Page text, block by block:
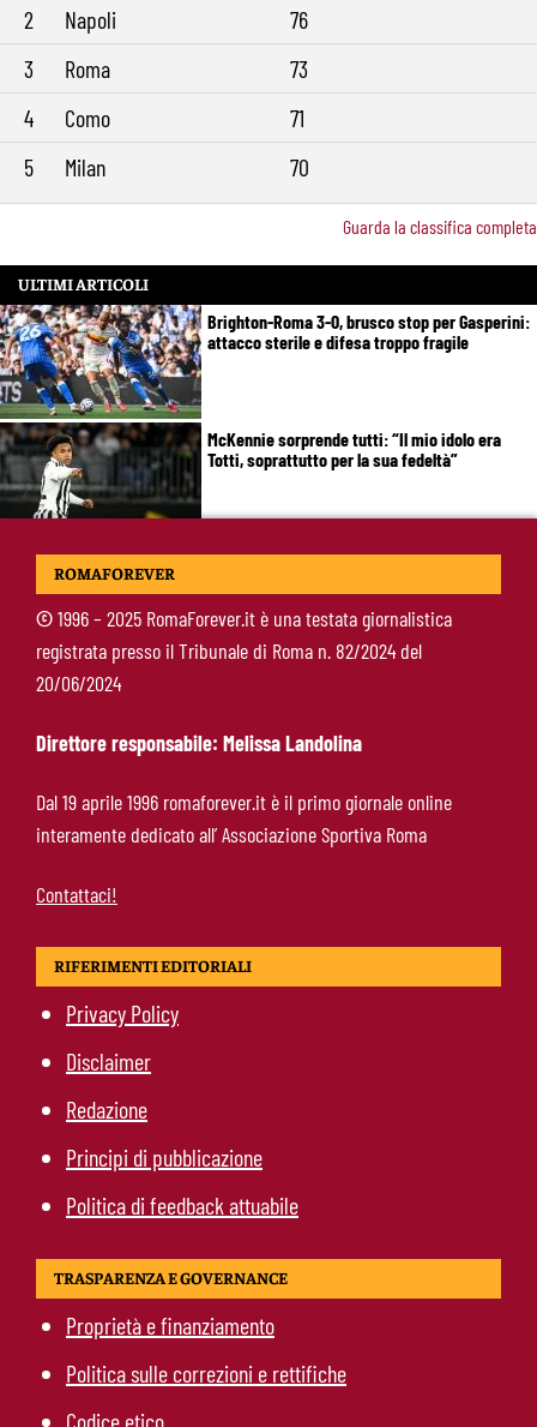
2
Napoli
76
3
Roma
73
4
Como
71
5
Milan 70
Guarda la classifica completa
ULTIMI ARTICOLI
Brighton-Roma 3-0, brusco stop per Gasperini:
attacco sterile e difesa troppo fragile
McKennie sorprende tutti: “Il mio idolo era
Totti, soprattutto per la sua fedeltà”
Roma-Endrick, Gasperini ci prova davvero:
Pellegrini-Roma, è ufficiale il rinnovo: “Avanti
insieme, Lorenzo”
ROMAFOREVER
©1996 – 2025 RomaForever.it è una testata giornalistica
registrata presso il Tribunale di Roma n. 82/2024 del
20/06/2024
Direttore responsabile: Melissa Landolina
Dal 19 aprile 1996 romaforever.it è il primo giornale online
interamente dedicato all’ Associazione Sportiva Roma
Contattaci!
RIFERIMENTI EDITORIALI
Privacy Policy
Disclaimer
Redazione
Principi di pubblicazione
Politica di feedback attuabile
TRASPARENZA E GOVERNANCE
Proprietà e finanziamento
Politica sulle correzioni e rettifiche
Codice etico